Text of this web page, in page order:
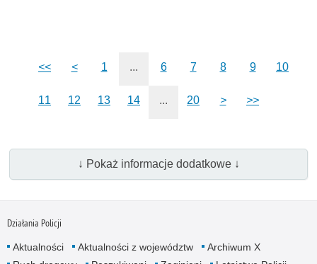
<< < 1 ... 6 7 8 9 10
11 12 13 14 ... 20 > >>
↓ Pokaż informacje dodatkowe ↓
Działania Policji
Aktualności Aktualności z województw
Archiwum X